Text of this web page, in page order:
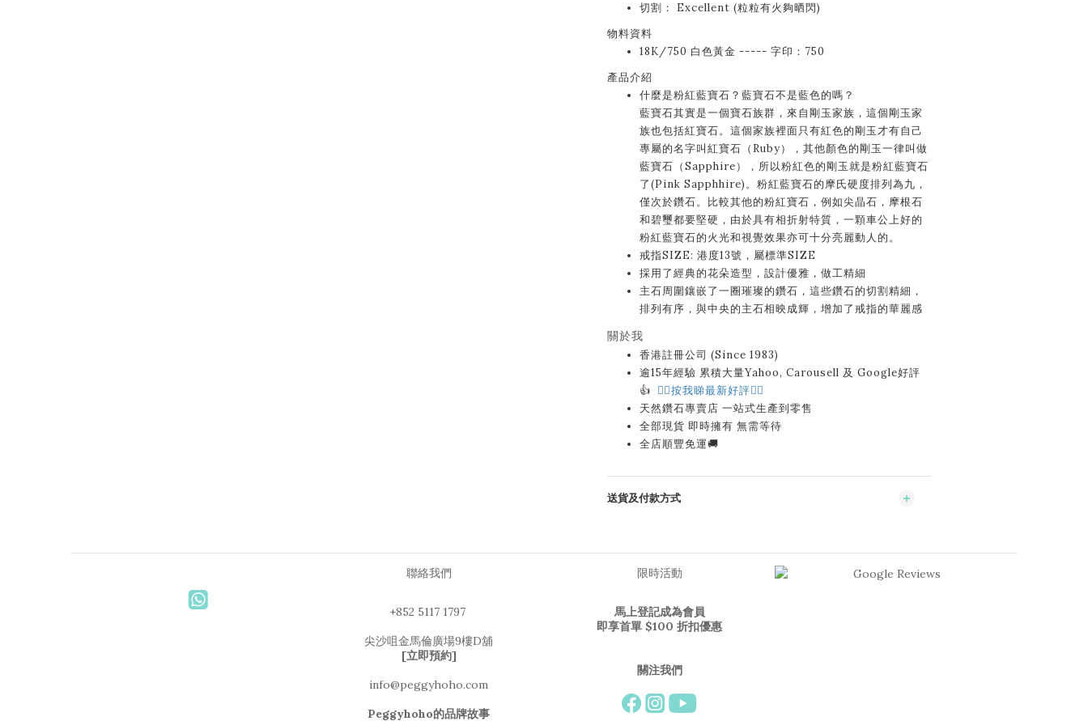
切割： Excellent (粒粒有火夠晒閃)
物料資料
18K/750 白色黃金 ----- 字印：750
產品介紹
什麼是粉紅藍寶石？藍寶石不是藍色的嗎？
藍寶石其實是一個寶石族群，來自剛玉家族，這個剛玉家
族也包括紅寶石。這個家族裡面只有紅色的剛玉才有自己
專屬的名字叫紅寶石（Ruby），其他顏色的剛玉一律叫做
藍寶石（Sapphire），所以粉紅色的剛玉就是粉紅藍寶石
了(Pink Sapphhire)。粉紅藍寶石的摩氏硬度排列為九，
僅次於鑽石。比較其他的粉紅寶石，例如尖晶石，摩根石
和碧璽都要堅硬，由於具有相折射特質，一顆車公上好的
粉紅藍寶石的火光和視覺效果亦可十分亮麗動人的。
戒指SIZE: 港度13號，屬標準SIZE
採用了經典的花朵造型，設計優雅，做工精細
主石周圍鑲嵌了一圈璀璨的鑽石，這些鑽石的切割精細，
排列有序，與中央的主石相映成輝，增加了戒指的華麗感
關於我
香港註冊公司 (Since 1983)
逾15年經驗 累積大量Yahoo, Carousell 及 Google好評
👍 👉🏻按我睇最新好評👈🏻
天然鑽石專賣店 一站式生產到零售
全部現貨 即時擁有 無需等待
全店順豐免運🚚
送貨及付款方式
聯絡我們
+852 5117 1797
尖沙咀金馬倫廣場9樓D舖
[立即預約]
info@peggyhoho.com
Peggyhoho的品牌故事
限時活動
馬上登記成為會員
即享首單 $100 折扣優惠
關注我們